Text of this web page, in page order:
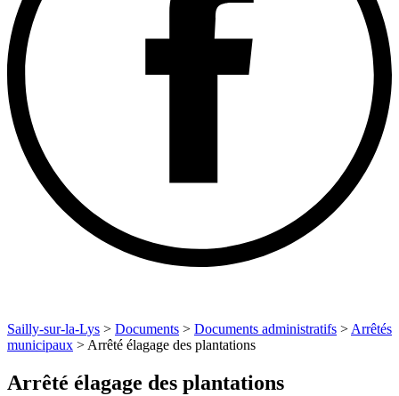
Sailly-sur-la-Lys > Documents > Documents administratifs > Arrêtés
municipaux > Arrêté élagage des plantations
Arrêté élagage des plantations